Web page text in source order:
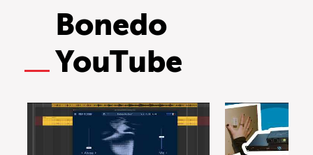
Bonedo
YouTube